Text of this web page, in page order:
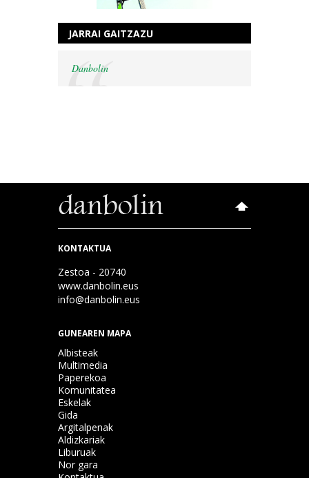
JARRAI GAITZAZU
Danbolin
KONTAKTUA
Zestoa - 20740
www.danbolin.eus
info@danbolin.eus
GUNEAREN MAPA
Albisteak
Multimedia
Paperekoa
Komunitatea
Eskelak
Gida
Argitalpenak
Aldizkariak
Liburuak
Nor gara